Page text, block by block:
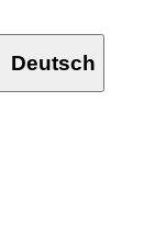
Deutsch